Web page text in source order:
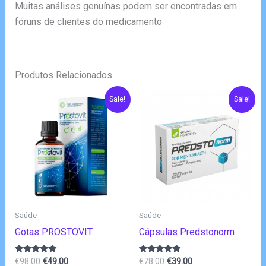
Muitas análises genuínas podem ser encontradas em
fóruns de clientes do medicamento
Produtos Relacionados
Sale!
Saúde
Gotas PROSTOVIT
Avaliação
€98.00 O
€49.00O
Sale!
Saúde
Cápsulas Predstonorm
Avaliação
€78.00 O
€39.00O